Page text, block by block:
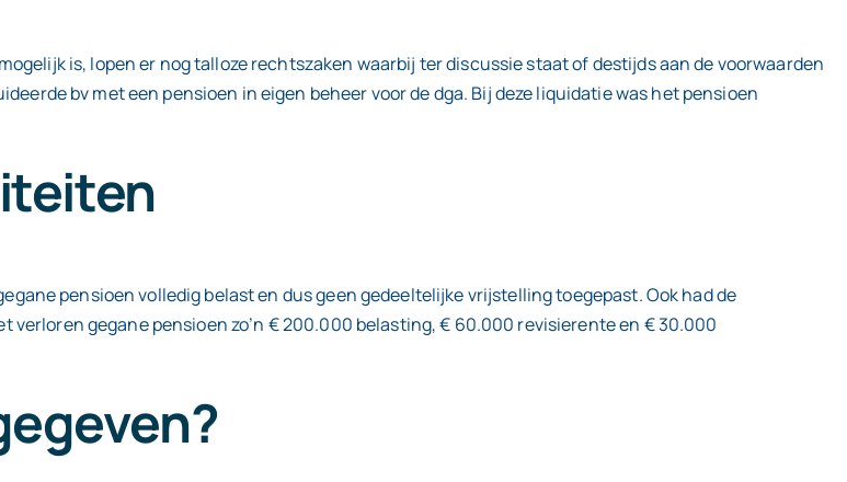
is, lopen er nog talloze rechtszaken waarbij ter discussie staat of destijds aan de voorwaarden
bv met een pensioen in eigen beheer voor de dga. Bij deze liquidatie was het pensioen
pensioen volledig belast en dus geen gedeeltelijke vrijstelling toegepast. Ook had de
gegane pensioen zo’n € 200.000 belasting, € 60.000 revisierente en € 30.000